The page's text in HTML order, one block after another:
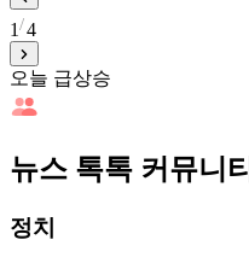
1 4
오늘 급상승
뉴스 톡톡 커뮤니티
정치